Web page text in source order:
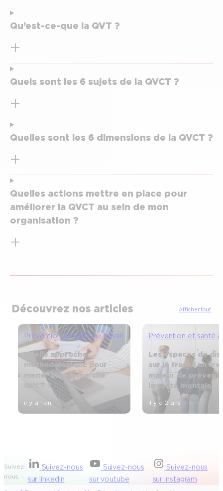
Qu’est-ce-que la QVT ?
Quels sont les 6 sujets de la QVCT ?
Quelles sont les 6 dimensions de la QVCT ?
Quelles actions mettre en place pour
améliorer la QVCT au sein de mon
organisation ?
Découvrez nos articles Afficher tout
Prévention et santé au travail
Quelle approche
méthodologique pour
mener une démarche
QVCT ?
il y a 1 an
Prévention et santé
Les espaces de
sur le travail un
majeur de
la santé mentale
il y a 2 ans
Suivez-
nous
Suivez-nous
sur linkedin
Suivez-nous
sur youtube
Suivez-nous
sur instagram